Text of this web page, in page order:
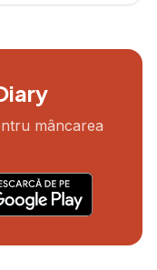
mâncarea